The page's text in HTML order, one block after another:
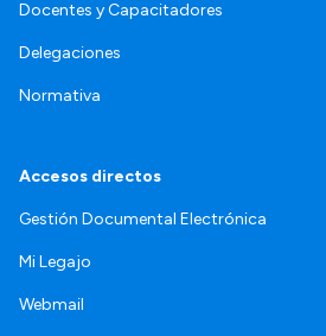
Docentes y Capacitadores
Delegaciones
Normativa
Accesos directos
Gestión Documental Electrónica
Mi Legajo
Webmail